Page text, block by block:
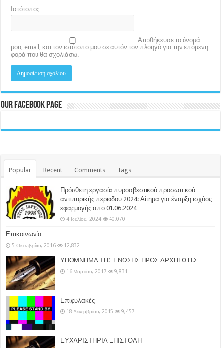
Ιστότοπος
Αποθήκευσε το όνομά
μου, email, και τον ιστότοπο μου σε αυτόν τον πλοηγό για την επόμενη
φορά που θα σχολιάσω.
Our Facebook Page
Popular Recent Comments Tags
Πρόσθετη εργασία πυροσβεστικού προσωπικού
αντιπυρικής περιόδου 2024: Αίτημα για έναρξη ισχύος
εφαρμογής απο 01.06.2024
4 Ιουλίου, 2024 40,070
Επικοινωνία
5 Οκτωβρίου, 2016 12,832
ΥΠΟΜΝΗΜΑ ΤΗΣ ΕΝΩΣΗΣ ΠΡΟΣ ΑΡΧΗΓΟ Π.Σ
16 Μαρτίου, 2017 9,831
Επιφυλακές
18 Δεκεμβρίου, 2015 9,457
ΕΥΧΑΡΙΣΤΗΡΙΑ ΕΠΙΣΤΟΛΗ